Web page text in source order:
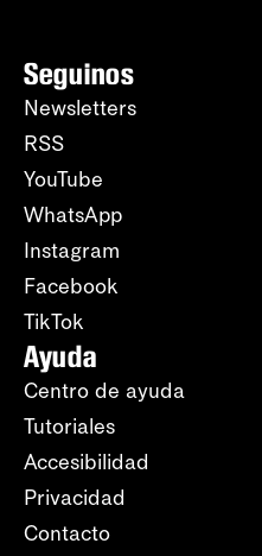
Seguinos
Newsletters
RSS
YouTube
WhatsApp
Instagram
Facebook
TikTok
Ayuda
Centro de ayuda
Tutoriales
Accesibilidad
Privacidad
Contacto